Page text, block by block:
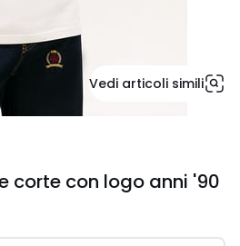
Vedi articoli simili
corte con logo anni '90